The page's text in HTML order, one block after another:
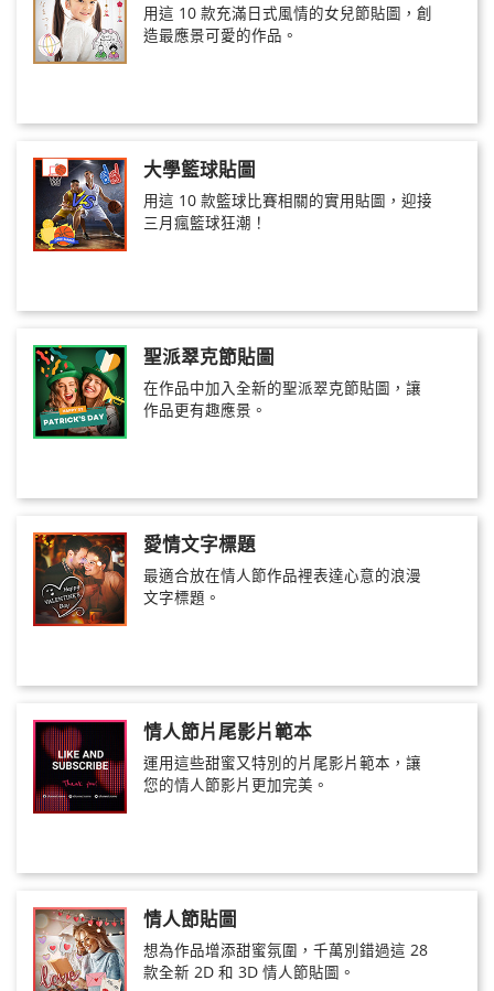
用這 10 款充滿日式風情的女兒節貼圖，創
造最應景可愛的作品。
大學籃球貼圖
用這 10 款籃球比賽相關的實用貼圖，迎接
三月瘋籃球狂潮！
聖派翠克節貼圖
在作品中加入全新的聖派翠克節貼圖，讓
作品更有趣應景。
愛情文字標題
最適合放在情人節作品裡表達心意的浪漫
文字標題。
情人節片尾影片範本
運用這些甜蜜又特別的片尾影片範本，讓
您的情人節影片更加完美。
情人節貼圖
想為作品增添甜蜜氛圍，千萬別錯過這 28
款全新 2D 和 3D 情人節貼圖。